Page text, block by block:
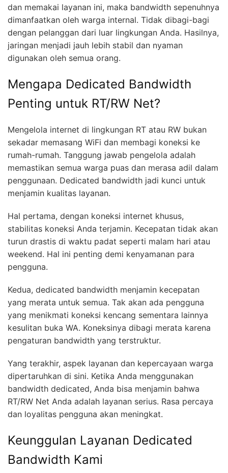
dan memakai layanan ini, maka bandwidth sepenuhnya
dimanfaatkan oleh warga internal. Tidak dibagi-bagi
dengan pelanggan dari luar lingkungan Anda. Hasilnya,
jaringan menjadi jauh lebih stabil dan nyaman
digunakan oleh semua orang.
Mengapa Dedicated Bandwidth
Penting untuk RT/RW Net?
Mengelola internet di lingkungan RT atau RW bukan
sekadar memasang WiFi dan membagi koneksi ke
rumah-rumah. Tanggung jawab pengelola adalah
memastikan semua warga puas dan merasa adil dalam
penggunaan. Dedicated bandwidth jadi kunci untuk
menjamin kualitas layanan.
Hal pertama, dengan koneksi internet khusus,
stabilitas koneksi Anda terjamin. Kecepatan tidak akan
turun drastis di waktu padat seperti malam hari atau
weekend. Hal ini penting demi kenyamanan para
pengguna.
Kedua, dedicated bandwidth menjamin kecepatan
yang merata untuk semua. Tak akan ada pengguna
yang menikmati koneksi kencang sementara lainnya
kesulitan buka WA. Koneksinya dibagi merata karena
pengaturan bandwidth yang terstruktur.
Yang terakhir, aspek layanan dan kepercayaan warga
dipertaruhkan di sini. Ketika Anda menggunakan
bandwidth dedicated, Anda bisa menjamin bahwa
RT/RW Net Anda adalah layanan serius. Rasa percaya
dan loyalitas pengguna akan meningkat.
Keunggulan Layanan Dedicated
Bandwidth Kami